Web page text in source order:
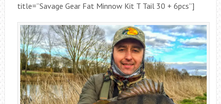
title=”Savage Gear Fat Minnow Kit T Tail 30 + 6pcs”]